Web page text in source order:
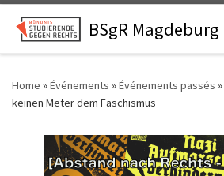
Skip to contentBSgR Magdeburg
Home »Événements »Événements passés »
keinen Meter dem Faschismus